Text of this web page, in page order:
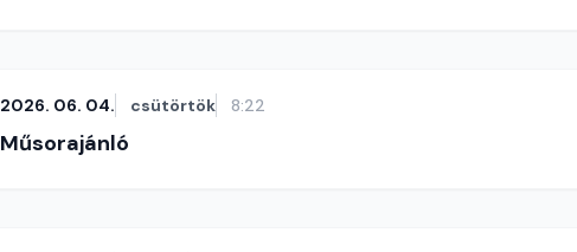
2026. 06. 04. csütörtök 8:22
Műsorajánló